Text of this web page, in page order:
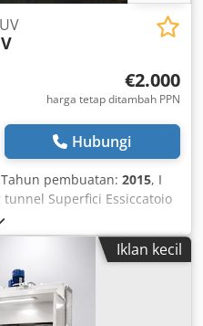
€2.000
harga tetap ditambah PPN
Hubungi
pembuatan: 2015, I
Superfici Essiccatoio
Poliedra S.Cure 1650x2 +
2015. Available
display, power supplies for
Iklan kecil